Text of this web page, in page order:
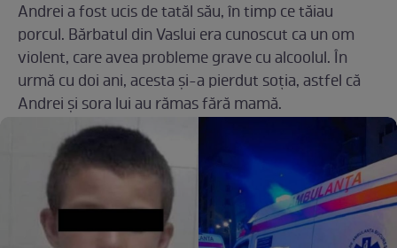
Andrei a fost ucis de tatăl său, în timp ce tăiau
porcul. Bărbatul din Vaslui era cunoscut ca un om
violent, care avea probleme grave cu alcoolul. În
urmă cu doi ani, acesta și-a pierdut soția, astfel că
Andrei și sora lui au rămas fără mamă.